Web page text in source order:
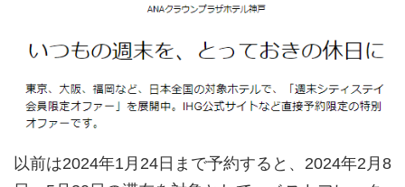
以前は2024年1月24日まで予約すると、2024年2月8